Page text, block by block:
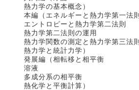
熱力学の基本概念）
本編（エネルギーと熱力学第一法則
エントロピーと熱力学第二法則
熱力学第二法則の運用
熱力学関数の測定と熱力学第三法則
熱力学と統計力学）
発展編（相転移と相平衡
溶液
多成分系の相平衡
熱化学と平衡計算）